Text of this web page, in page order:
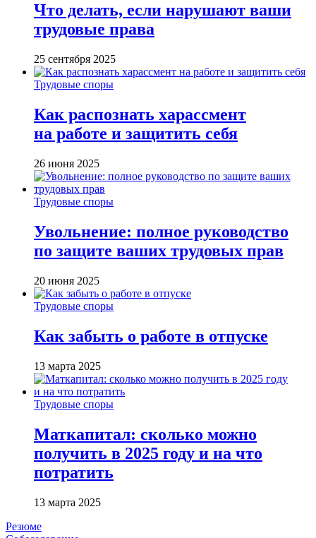
Что делать, если нарушают ваши
трудовые права
25 сентября 2025
Трудовые споры
Как распознать харассмент
на работе и защитить себя
26 июня 2025
Трудовые споры
Увольнение: полное руководство
по защите ваших трудовых прав
20 июня 2025
Трудовые споры
Как забыть о работе в отпуске
13 марта 2025
Трудовые споры
Маткапитал: сколько можно
получить в 2025 году и на что
потратить
13 марта 2025
Резюме